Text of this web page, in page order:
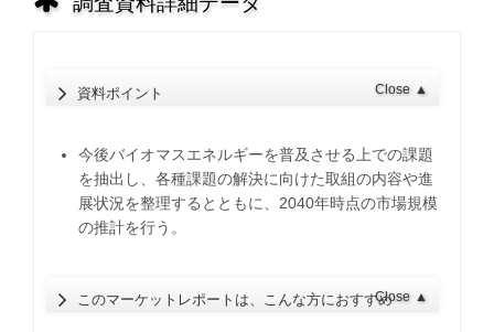
資料ポイント Close ▲
今後バイオマスエネルギーを普及させる上での課題
を抽出し、各種課題の解決に向けた取組の内容や進
展状況を整理するとともに、2040年時点の市場規模
の推計を行う。
このマーケットレポートは、こんな方におすすめClose ▲